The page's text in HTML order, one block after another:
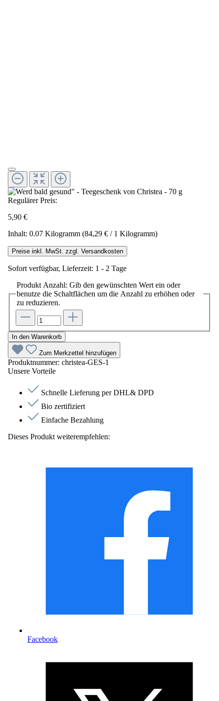
Regulärer Preis:
5,90 €
Inhalt: 0.07 Kilogramm (84,29 € / 1 Kilogramm)
Preise inkl. MwSt. zzgl. Versandkosten
Sofort verfügbar, Lieferzeit: 1 - 2 Tage
Produkt Anzahl: Gib den gewünschten Wert ein oder
benutze die Schaltflächen um die Anzahl zu erhöhen oder
zu reduzieren.
In den Warenkorb
Zum Merkzettel hinzufügen
Produktnummer: christea-GES-1
Unsere Vorteile
Schnelle Lieferung per DHL& DPD
Bio zertifiziert
Einfache Bezahlung
Dieses Produkt weiterempfehlen:
Facebook